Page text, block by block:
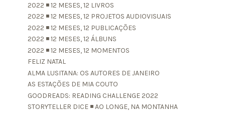
2022 ◾ 12 MESES, 12 LIVROS
2022 ◾ 12 MESES, 12 PROJETOS AUDIOVISUAIS
2022 ◾ 12 MESES, 12 PUBLICAÇÕES
2022 ◾ 12 MESES, 12 ÁLBUNS
2022 ◾ 12 MESES, 12 MOMENTOS
FELIZ NATAL
ALMA LUSITANA: OS AUTORES DE JANEIRO
AS ESTAÇÕES DE MIA COUTO
GOODREADS: READING CHALLENGE 2022
STORYTELLER DICE ◾ AO LONGE, NA MONTANHA